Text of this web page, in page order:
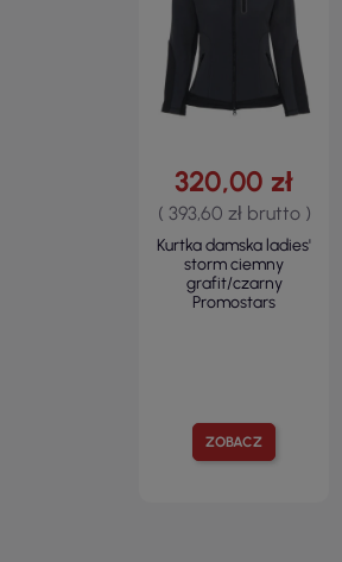
ZOBACZ
320,00 zł
( 393,60 zł brutto )
Kurtka damska ladies'
storm ciemny
grafit/czarny
Promostars